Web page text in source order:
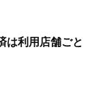
は利用店舗ごと